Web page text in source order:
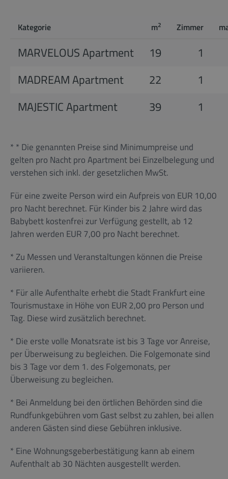
Kategorie m2 Zimmer
MARVELOUS Apartment 19
1
MADREAM Apartment
22
1
MAJESTIC Apartment
39 1
* * Die genannten Preise sind Minimumpreise und
gelten pro Nacht pro Apartment bei Einzelbelegung und
verstehen sich inkl. der gesetzlichen MwSt.
Für eine zweite Person wird ein Aufpreis von EUR 10,00
pro Nacht berechnet. Für Kinder bis 2 Jahre wird das
Babybett kostenfrei zur Verfügung gestellt, ab 12
Jahren werden EUR 7,00 pro Nacht berechnet.
* Zu Messen und Veranstaltungen können die Preise
variieren.
* Für alle Aufenthalte erhebt die Stadt Frankfurt eine
Tourismustaxe in Höhe von EUR 2,00 pro Person und
Tag. Diese wird zusätzlich berechnet.
* Die erste volle Monatsrate ist bis 3 Tage vor Anreise,
per Überweisung zu begleichen. Die Folgemonate sind
bis 3 Tage vor dem 1. des Folgemonats, per
Überweisung zu begleichen.
* Bei Anmeldung bei den örtlichen Behörden sind die
Rundfunkgebühren vom Gast selbst zu zahlen, bei allen
anderen Gästen sind diese Gebühren inklusive.
* Eine Wohnungsgeberbestätigung kann ab einem
Aufenthalt ab 30 Nächten ausgestellt werden.